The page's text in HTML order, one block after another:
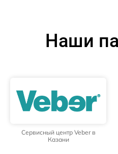
Наши
Сервисный центр Veber в
Казани